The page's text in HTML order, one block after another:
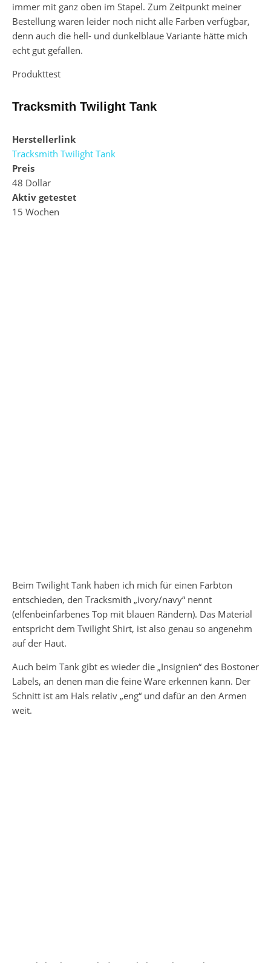
immer mit ganz oben im Stapel. Zum Zeitpunkt meiner
Bestellung waren leider noch nicht alle Farben verfügbar,
denn auch die hell- und dunkelblaue Variante hätte mich
echt gut gefallen.
Produkttest
Tracksmith Twilight Tank
Herstellerlink
Tracksmith Twilight Tank
Preis
48 Dollar
Aktiv getestet
15 Wochen
Beim Twilight Tank haben ich mich für einen Farbton
entschieden, den Tracksmith „ivory/navy“ nennt
(elfenbeinfarbenes Top mit blauen Rändern). Das Material
entspricht dem Twilight Shirt, ist also genau so angenehm
auf der Haut.
Auch beim Tank gibt es wieder die „Insignien“ des Bostoner
Labels, an denen man die feine Ware erkennen kann. Der
Schnitt ist am Hals relativ „eng“ und dafür an den Armen
weit.